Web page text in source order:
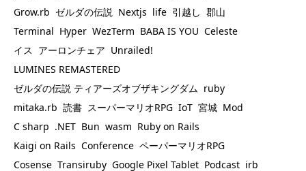
Grow.rb ゼルダの伝説 Nextjs life 引越し 郡山
Terminal Hyper WezTerm BABA IS YOU Celeste
イス アーロンチェア Unrailed!
LUMINES REMASTERED
ゼルダの伝説 ティアーズオブザキングダム ruby
mitaka.rb 読書 スーパーマリオRPG IoT 宮城 Mod
C sharp .NET Bun wasm Ruby on Rails
Kaigi on Rails Conference ペーパーマリオRPG
Cosense Transiruby Google Pixel Tablet Podcast irb